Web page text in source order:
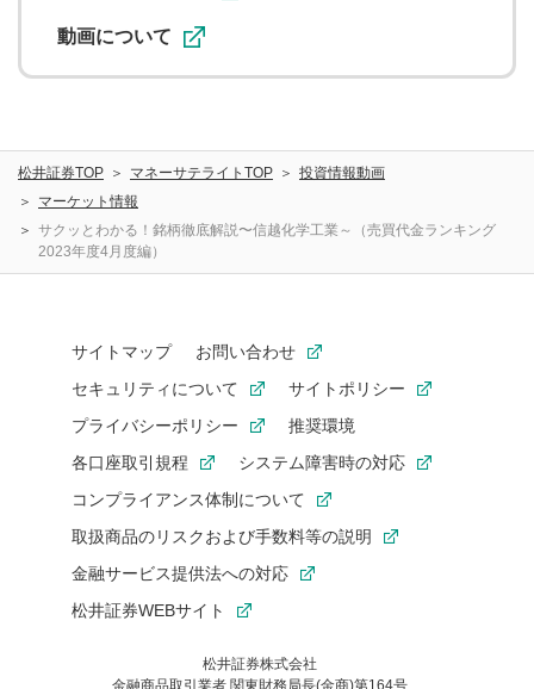
動画について
松井証券TOP マネーサテライトTOP
投資情報動画
マーケット情報
サクッとわかる！銘柄徹底解説〜信越化学工業～（売買代金ランキング
2023年度4月度編）
サイトマップ
お問い合わせ
セキュリティについて
サイトポリシー
プライバシーポリシー
推奨環境
各口座取引規程
システム障害時の対応
コンプライアンス体制について
取扱商品のリスクおよび手数料等の説明
金融サービス提供法への対応
松井証券WEBサイト
松井証券株式会社
金融商品取引業者 関東財務局長(金商)第164号